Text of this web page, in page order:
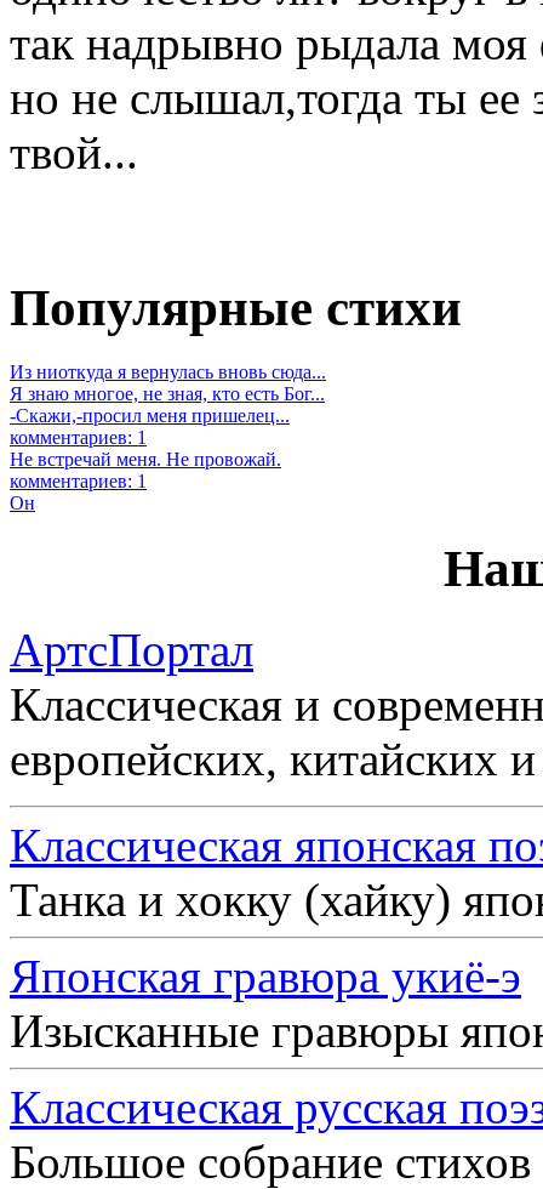
так надрывно рыдала моя
но не слышал,тогда ты ее
твой...
Популярные стихи
Из ниоткуда я вернулась вновь сюда...
Я знаю многое, не зная, кто есть Бог...
-Скажи,-просил меня пришелец...
комментариев: 1
Не встречай меня. Не провожай.
комментариев: 1
Он
АртсПортал
Классическая и
европейских, китайских
Классическая японская
Танка и хокку (хайку)
Японская гравюра укиё-э
Изысканные гравюры
Классическая русская
Большое собрание